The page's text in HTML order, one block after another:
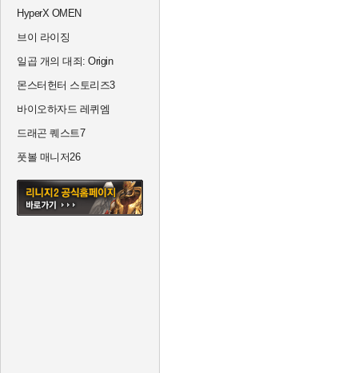
HyperX OMEN
브이 라이징
일곱 개의 대죄: Origin
몬스터헌터 스토리즈3
바이오하자드 레퀴엠
드래곤 퀘스트7
풋볼 매니저26